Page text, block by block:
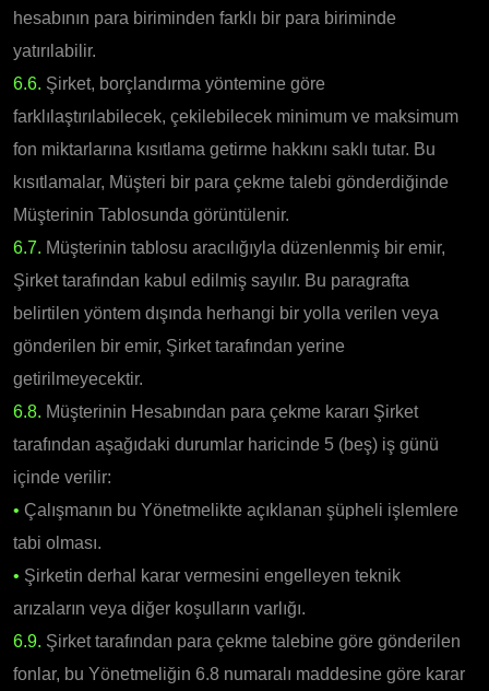
hesabının para biriminden farklı bir para biriminde
yatırılabilir.
6.6. Şirket, borçlandırma yöntemine göre
farklılaştırılabilecek, çekilebilecek minimum ve maksimum
fon miktarlarına kısıtlama getirme hakkını saklı tutar. Bu
kısıtlamalar, Müşteri bir para çekme talebi gönderdiğinde
Müşterinin Tablosunda görüntülenir.
6.7. Müşterinin tablosu aracılığıyla düzenlenmiş bir emir,
Şirket tarafından kabul edilmiş sayılır. Bu paragrafta
belirtilen yöntem dışında herhangi bir yolla verilen veya
gönderilen bir emir, Şirket tarafından yerine
getirilmeyecektir.
6.8. Müşterinin Hesabından para çekme kararı Şirket
tarafından aşağıdaki durumlar haricinde 5 (beş) iş günü
içinde verilir:
• Çalışmanın bu Yönetmelikte açıklanan şüpheli işlemlere
tabi olması.
• Şirketin derhal karar vermesini engelleyen teknik
arızaların veya diğer koşulların varlığı.
6.9. Şirket tarafından para çekme talebine göre gönderilen
fonlar, bu Yönetmeliğin 6.8 numaralı maddesine göre karar